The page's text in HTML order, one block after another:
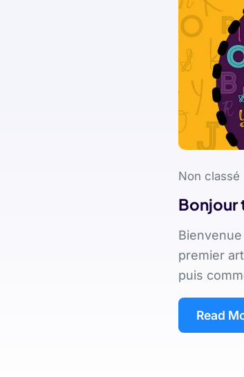
Non classé
Bonjour
premier
puis
Read